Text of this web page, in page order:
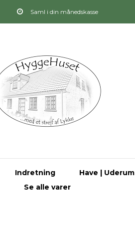
Saml i din månedskasse
Indretning Have | Uderum
Se alle varer